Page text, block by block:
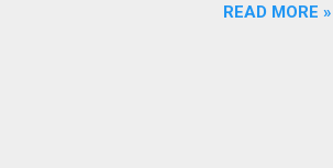
を指定して再配達を依頼できます。 2. 24
しまった場合、届く前に受取時間を変更で
じ営業時間で利用でき、 窓口での対応も
す。 平日8:45〜18:00：手数料無料または
〜翌7:00）：提携ATMは利用できない場
の便利な活用法 3-1. 入出金のスケジュ
READ MORE »